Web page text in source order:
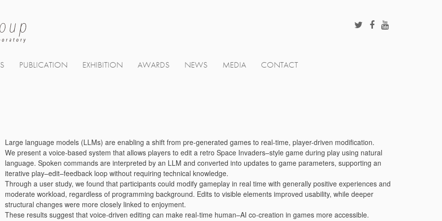
PUBLICATION EXHIBITION AWARDS NEWS MEDIA CONTACT
Large language models (LLMs) are enabling a shift from pre-generated games to real-time, player-driven modification.
We present a voice-based system that allows players to edit a retro Space Invaders–style game during play using natural
language. Spoken commands are interpreted by an LLM and converted into updates to game parameters, supporting an
iterative play–edit–feedback loop without requiring technical knowledge.
Through a user study, we found that participants could modify gameplay in real time with generally positive experiences and
moderate workload, regardless of programming background. Edits to visible elements improved usability, while deeper
structural changes were more closely linked to enjoyment.
These results suggest that voice-driven editing can make real-time human–AI co-creation in games more accessible.